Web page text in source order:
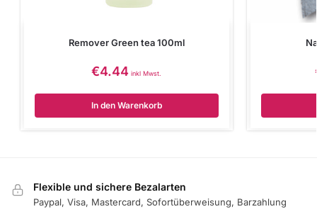
Remover Green tea 100ml
€4.44 inkl Mwst.
In den Warenkorb
Flexible und sichere Bezalarten
Paypal, Visa, Mastercard, Sofortüberweisung, Barzahlung